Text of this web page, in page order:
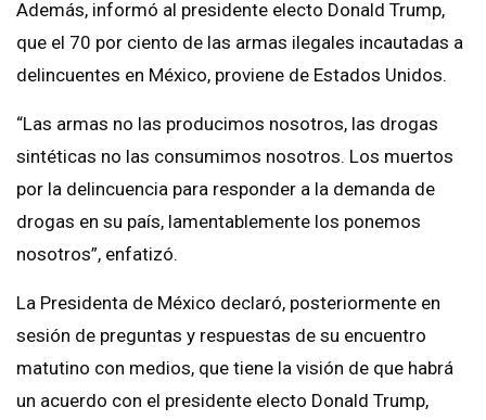
Además, informó al presidente electo Donald Trump,
que el 70 por ciento de las armas ilegales incautadas a
delincuentes en México, proviene de Estados Unidos.
“Las armas no las producimos nosotros, las drogas
sintéticas no las consumimos nosotros. Los muertos
por la delincuencia para responder a la demanda de
drogas en su país, lamentablemente los ponemos
nosotros”, enfatizó.
La Presidenta de México declaró, posteriormente en
sesión de preguntas y respuestas de su encuentro
matutino con medios, que tiene la visión de que habrá
un acuerdo con el presidente electo Donald Trump,